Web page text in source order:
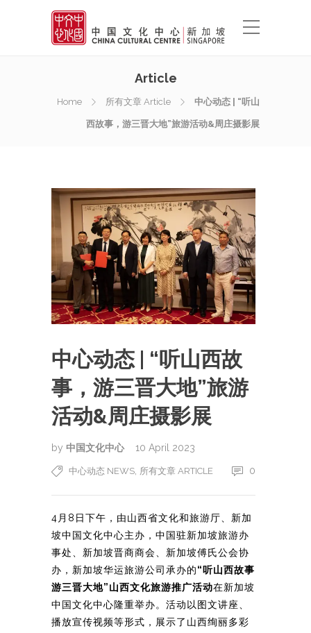
Article
Home 所有文章 Article 中心动态 | “听山
西故事，游三晋大地”旅游活动&周庄摄影展
中心动态 | “听山西故
事，游三晋大地”旅游
活动&周庄摄影展
by 中国文化中心 10 April 2023
中心动态 NEWS 所有文章 ARTICLE 0
4月8日下午，由山西省文化和旅游厅、新加
坡中国文化中心主办，中国驻新加坡旅游办
事处、新加坡晋商商会、新加坡傅氏公会协
办，新加坡华运旅游公司承办的“听山西故事
游三晋大地”山西文化旅游推广活动在新加坡
中国文化中心隆重举办。活动以图文讲座、
播放宣传视频等形式，展示了山西绚丽多彩